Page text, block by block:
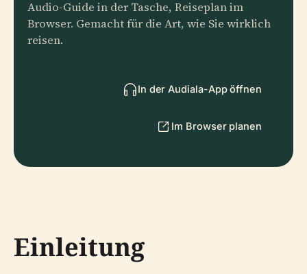
Audio-Guide in der Tasche, Reiseplan im
Browser. Gemacht für die Art, wie Sie wirklich
reisen.
In der Audiala-App öffnen
Im Browser planen
Einleitung